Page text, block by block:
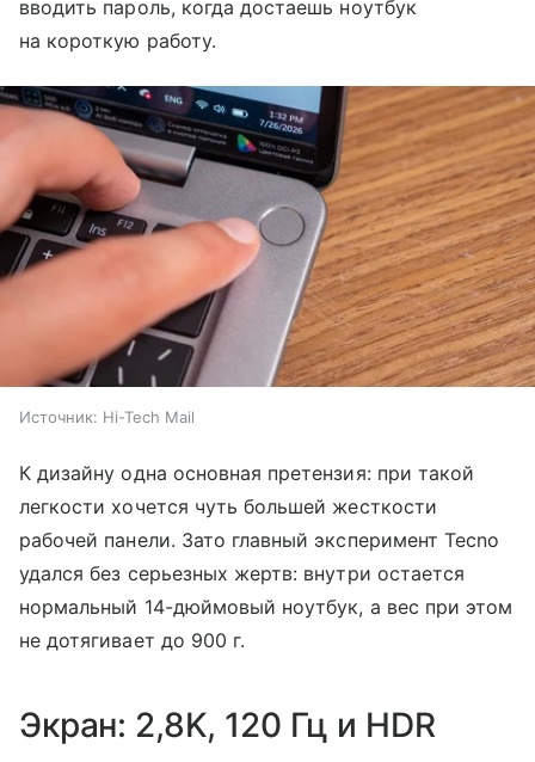
вводить пароль, когда достаешь ноутбук
на короткую работу.
Источник: Hi-Tech Mail
К дизайну одна основная претензия: при такой
легкости хочется чуть большей жесткости
рабочей панели. Зато главный эксперимент Tecno
удался без серьезных жертв: внутри остается
нормальный 14-дюймовый ноутбук, а вес при этом
не дотягивает до 900 г.
Экран: 2,8K, 120 Гц и HDR